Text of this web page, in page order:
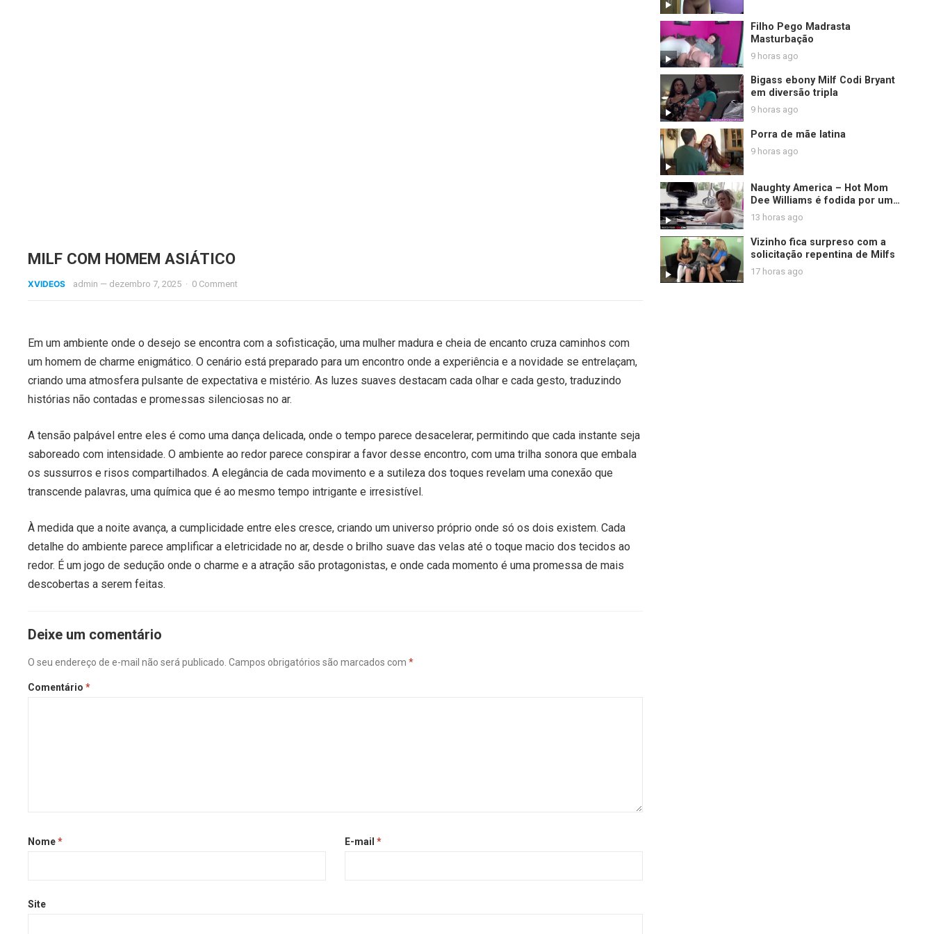
MILF COM HOMEM ASIÁTICO
XVIDEOS admin — dezembro 7, 2025 · 0 Comment
Em um ambiente onde o desejo se encontra com a sofisticação, uma mulher madura e cheia de encanto cruza caminhos com
um homem de charme enigmático. O cenário está preparado para um encontro onde a experiência e a novidade se entrelaçam,
criando uma atmosfera pulsante de expectativa e mistério. As luzes suaves destacam cada olhar e cada gesto, traduzindo
histórias não contadas e promessas silenciosas no ar.
A tensão palpável entre eles é como uma dança delicada, onde o tempo parece desacelerar, permitindo que cada instante seja
saboreado com intensidade. O ambiente ao redor parece conspirar a favor desse encontro, com uma trilha sonora que embala
os sussurros e risos compartilhados. A elegância de cada movimento e a sutileza dos toques revelam uma conexão que
transcende palavras, uma química que é ao mesmo tempo intrigante e irresistível.
À medida que a noite avança, a cumplicidade entre eles cresce, criando um universo próprio onde só os dois existem. Cada
detalhe do ambiente parece amplificar a eletricidade no ar, desde o brilho suave das velas até o toque macio dos tecidos ao
redor. É um jogo de sedução onde o charme e a atração são protagonistas, e onde cada momento é uma promessa de mais
descobertas a serem feitas.
Deixe um comentário
O seu endereço de e-mail não será publicado. Campos obrigatórios são marcados com*
Comentário*
Nome* E-mail *
Site
Filho Pego Madrasta
Masturbação
9 horas ago
Bigass ebony Milf Codi Bryant
em diversão tripla
9 horas ago
Porra de mãe latina
9 horas ago
Naughty America – Hot Mom
Dee Williams é fodida por um
jovem galo
13 horas ago
Vizinho fica surpreso com a
solicitação repentina de Milfs
17 horas ago